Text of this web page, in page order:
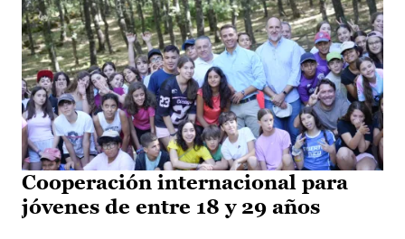
Cooperación internacional para
jóvenes de entre 18 y 29 años